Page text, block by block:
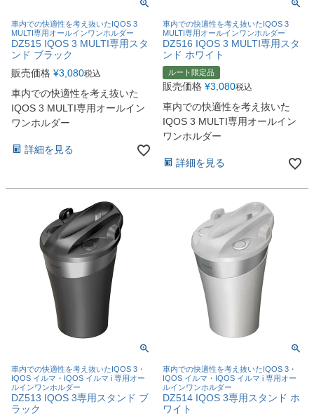
車内での快適性を考え抜いたIQOS 3
MULTI専用オールインワンホルダー
DZ515 IQOS 3 MULTI専用スタ
ンド ブラック
販売価格 ¥3,080税込
車内での快適性を考え抜いた
IQOS 3 MULTI専用オールイン
ワンホルダー
詳細を見る
車内での快適性を考え抜いたIQOS 3
MULTI専用オールインワンホルダー
DZ516 IQOS 3 MULTI専用スタ
ンド ホワイト
ルート限定品
販売価格 ¥3,080税込
車内での快適性を考え抜いた
IQOS 3 MULTI専用オールイン
ワンホルダー
詳細を見る
車内での快適性を考え抜いたIQOS 3・
IQOS イルマ・IQOS イルマ i 専用オー
ルインワンホルダー
DZ513 IQOS 3専用スタンド ブ
ラック
車内での快適性を考え抜いたIQOS 3・
IQOS イルマ・IQOS イルマ i 専用オー
ルインワンホルダー
DZ514 IQOS 3専用スタンド ホ
ワイト